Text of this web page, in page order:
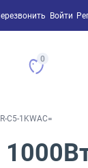
Войти
0
C5-1KWAC=